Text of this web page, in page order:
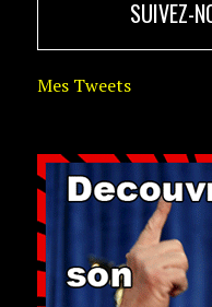
SUIVEZ-
Mes Tweets